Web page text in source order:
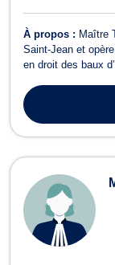
À propos : Maître
Saint-Jean et
en droit des baux
cadre des
contentieux ou...